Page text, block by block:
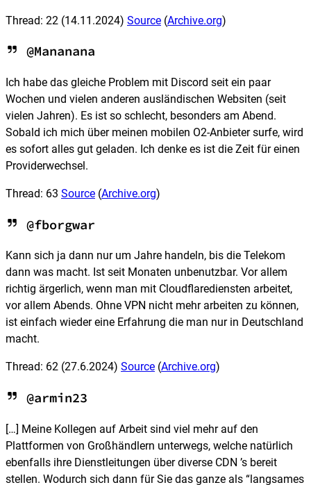
Thread: 22 (14.11.2024) Source (Archive.org)
@Mananana
Ich habe das gleiche Problem mit Discord seit ein paar
Wochen und vielen anderen ausländischen Websiten (seit
vielen Jahren). Es ist so schlecht, besonders am Abend.
Sobald ich mich über meinen mobilen O2-Anbieter surfe, wird
es sofort alles gut geladen. Ich denke es ist die Zeit für einen
Providerwechsel.
Thread: 63 Source (Archive.org)
@fborgwar
Kann sich ja dann nur um Jahre handeln, bis die Telekom
dann was macht. Ist seit Monaten unbenutzbar. Vor allem
richtig ärgerlich, wenn man mit Cloudflarediensten arbeitet,
vor allem Abends. Ohne VPN nicht mehr arbeiten zu können,
ist einfach wieder eine Erfahrung die man nur in Deutschland
macht.
Thread: 62 (27.6.2024) Source (Archive.org)
@armin23
[…] Meine Kollegen auf Arbeit sind viel mehr auf den
Plattformen von Großhändlern unterwegs, welche natürlich
ebenfalls ihre Dienstleitungen über diverse CDN ’s bereit
stellen. Wodurch sich dann für Sie das ganze als “langsames